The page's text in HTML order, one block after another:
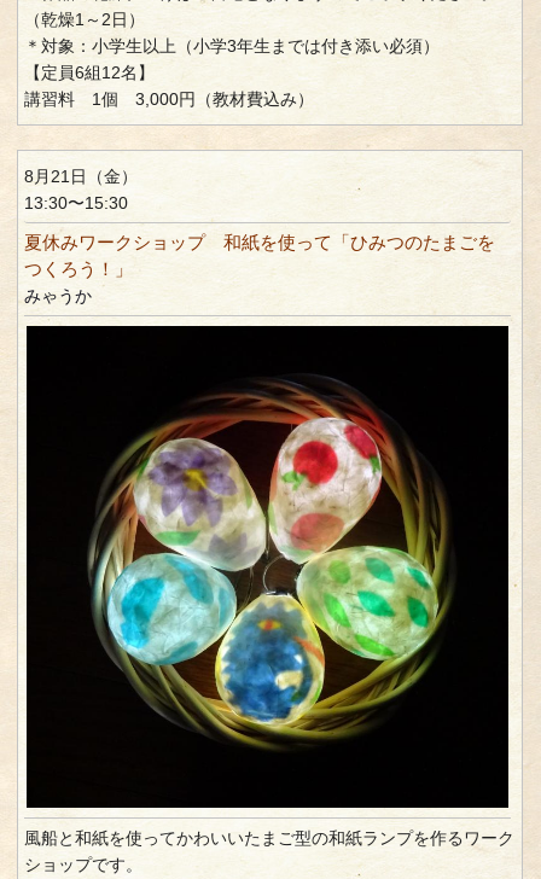
（乾燥1～2日）
＊対象：小学生以上（小学3年生までは付き添い必須）
【定員6組12名】
講習料 1個 3,000円（教材費込み）
8月21日（金）
13:30〜15:30
夏休みワークショップ 和紙を使って「ひみつのたまごを
つくろう！」
みゃうか
風船と和紙を使ってかわいいたまご型の和紙ランプを作るワーク
ショップです。